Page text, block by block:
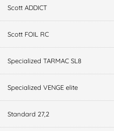
Scott ADDICT
Scott FOIL RC
Specialized TARMAC SL8
Specialized VENGE elite
Standard 27,2